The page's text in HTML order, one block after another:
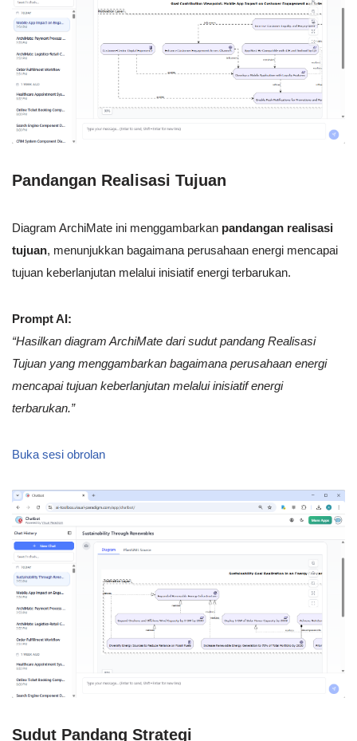
Pandangan Realisasi Tujuan
Diagram ArchiMate ini menggambarkan pandangan realisasi
tujuan, menunjukkan bagaimana perusahaan energi mencapai
tujuan keberlanjutan melalui inisiatif energi terbarukan.
Prompt AI:
“Hasilkan diagram ArchiMate dari sudut pandang Realisasi
Tujuan yang menggambarkan bagaimana perusahaan energi
mencapai tujuan keberlanjutan melalui inisiatif energi
terbarukan.”
Buka sesi obrolan
Sudut Pandang Strategi